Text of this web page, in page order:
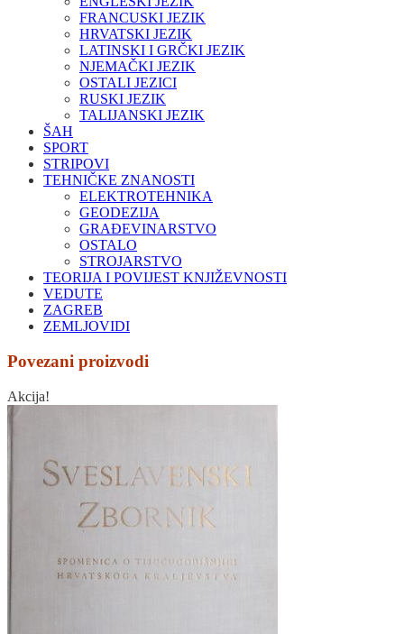
FRANCUSKI JEZIK
HRVATSKI JEZIK
LATINSKI I GRČKI JEZIK
NJEMAČKI JEZIK
OSTALI JEZICI
RUSKI JEZIK
TALIJANSKI JEZIK
ŠAH
SPORT
STRIPOVI
TEHNIČKE ZNANOSTI
ELEKTROTEHNIKA
GEODEZIJA
GRAĐEVINARSTVO
OSTALO
STROJARSTVO
TEORIJA I POVIJEST KNJIŽEVNOSTI
VEDUTE
ZAGREB
ZEMLJOVIDI
Povezani proizvodi
Akcija!